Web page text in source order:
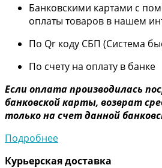
Банковскими картами с
оплаты товаров в нашем
По Qr коду СБП (Система
По счету на оплату в банке
Если оплата производилась
банковской карты, возврат
только на счет данной
Подробнее
Курьерская доставка